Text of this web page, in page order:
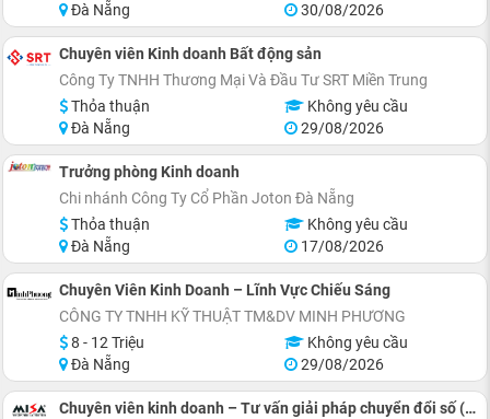
Đà Nẵng
30/08/2026
Chuyên viên Kinh doanh Bất động sản
Công Ty TNHH Thương Mại Và Đầu Tư SRT Miền Trung
Thỏa thuận
Không yêu cầu
Đà Nẵng
29/08/2026
Trưởng phòng Kinh doanh
Chi nhánh Công Ty Cổ Phần Joton Đà Nẵng
Thỏa thuận
Không yêu cầu
Đà Nẵng
17/08/2026
Chuyên Viên Kinh Doanh – Lĩnh Vực Chiếu Sáng
CÔNG TY TNHH KỸ THUẬT TM&DV MINH PHƯƠNG
8 - 12 Triệu
Không yêu cầu
Đà Nẵng
29/08/2026
Chuyên viên kinh doanh – Tư vấn giải pháp chuyển đổi số (Phần mềm Kế toán)